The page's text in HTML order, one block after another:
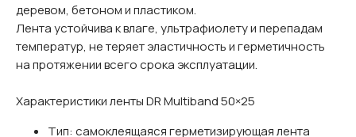
деревом, бетоном и пластиком.
Лента устойчива к влаге, ультрафиолету и перепадам
температур, не теряет эластичность и герметичность
на протяжении всего срока эксплуатации.
Характеристики ленты DR Multiband 50×25
Тип: самоклеящаяся герметизирующая лента